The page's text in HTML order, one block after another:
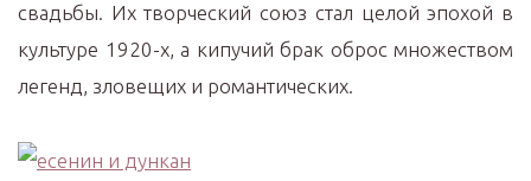
свадьбы. Их творческий союз стал целой эпохой в
культуре 1920-х, а кипучий брак оброс множеством
легенд, зловещих и романтических.